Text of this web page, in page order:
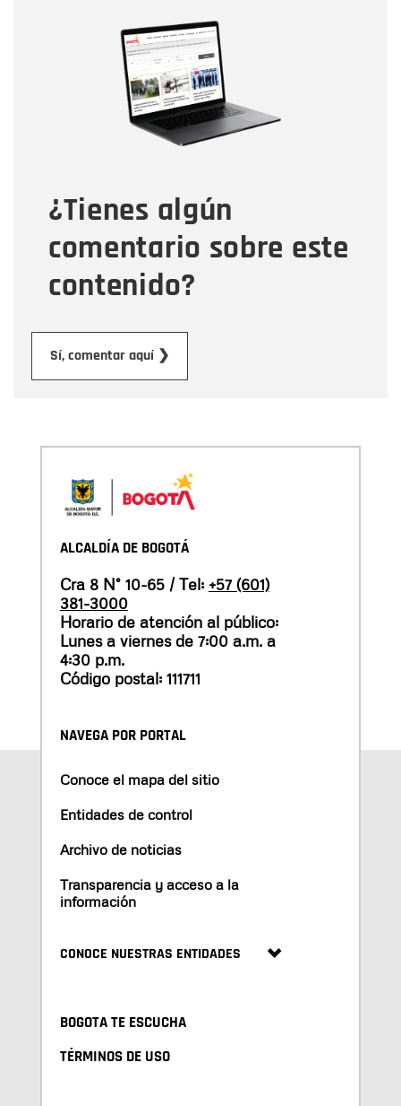
¿Tienes algún
comentario sobre este
contenido?
Sí, comentar aquí ❯
Correo electrónico
Tipo de comentario
Mensaje
ALCALDÍA DE BOGOTÁ
Cra 8 N° 10-65 / Tel: +57 (601)
381-3000
Horario de atención al público:
Lunes a viernes de 7:00 a.m. a
4:30 p.m.
Código postal: 111711
NAVEGA POR PORTAL
Conoce el mapa del sitio
Entidades de control
Archivo de noticias
Transparencia y acceso a la
información
CONOCE NUESTRAS ENTIDADES
BOGOTA TE ESCUCHA
TÉRMINOS DE USO